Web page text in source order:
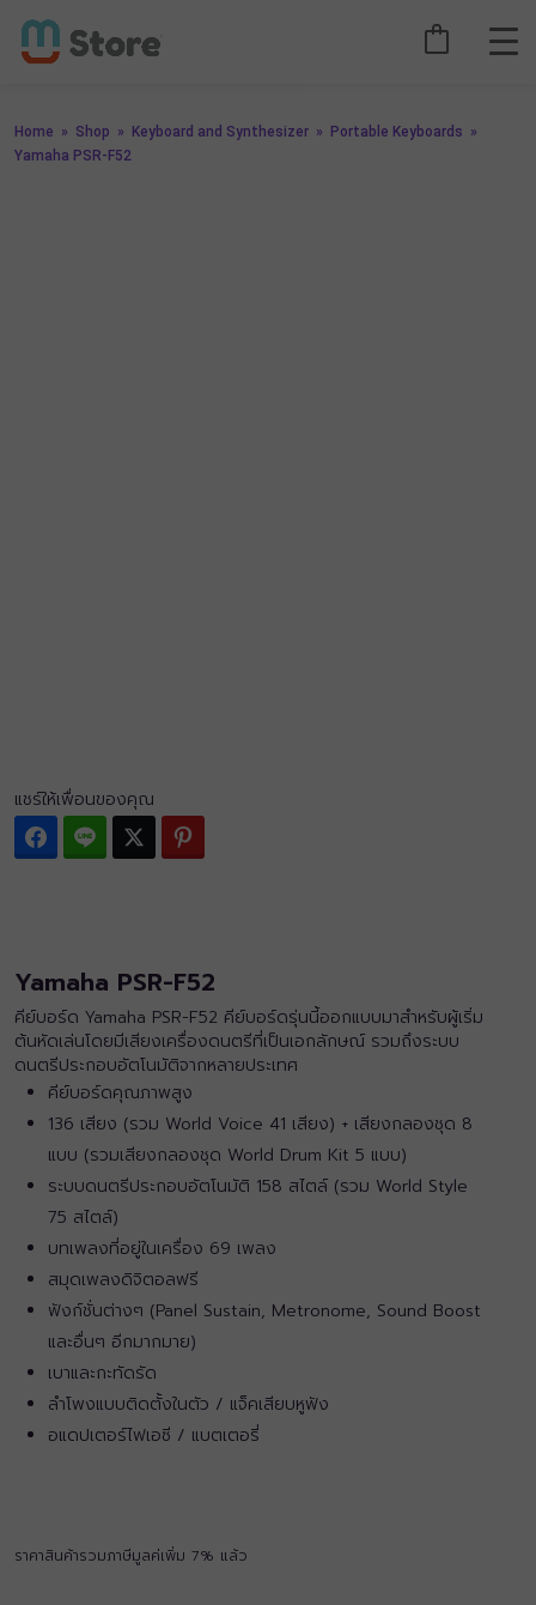
Home » Shop » Keyboard and Synthesizer » Portable Keyboards »
Yamaha PSR-F52
แชร์ให้เพื่อนของคุณ
Facebook
Line Twitter
Yamaha PSR-F52
คีย์บอร์ด Yamaha PSR-F52 คีย์บอร์ดรุ่นนี้ออกแบบมาสำหรับผู้เริ่ม
ต้นหัดเล่นโดยมีเสียงเครื่องดนตรีที่เป็นเอกลักษณ์ รวมถึงระบบ
ดนตรีประกอบอัตโนมัติจากหลายประเทศ
คีย์บอร์ดคุณภาพสูง
136 เสียง (รวม World Voice 41 เสียง) + เสียงกลองชุด 8
แบบ (รวมเสียงกลองชุด World Drum Kit 5 แบบ)
ระบบดนตรีประกอบอัตโนมัติ 158 สไตล์ (รวม World Style
75 สไตล์)
บทเพลงที่อยู่ในเครื่อง 69 เพลง
สมุดเพลงดิจิตอลฟรี
ฟังก์ชั่นต่างๆ (Panel Sustain, Metronome, Sound Boost
และอื่นๆ อีกมากมาย)
เบาและกะทัดรัด
ลำโพงแบบติดตั้งในตัว / แจ็คเสียบหูฟัง
อแดปเตอร์ไฟเอซี / แบตเตอรี่
ราคาสินค้ารวมภาษีมูลค่เพิ่ม 7% แล้ว